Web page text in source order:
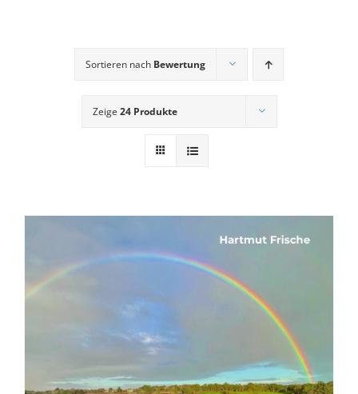
Sortieren nach Bewertung
Zeige 24 Produkte